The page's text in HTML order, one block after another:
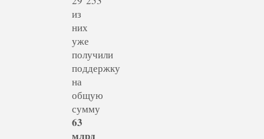
из
них
уже
получили
поддержку
на
общую
сумму
63
млрд